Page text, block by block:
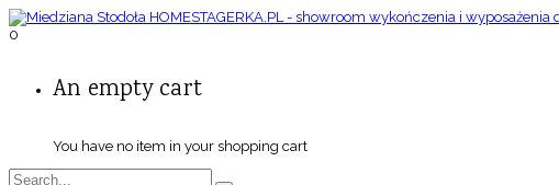
0
An empty cart
You have no item in your shopping cart